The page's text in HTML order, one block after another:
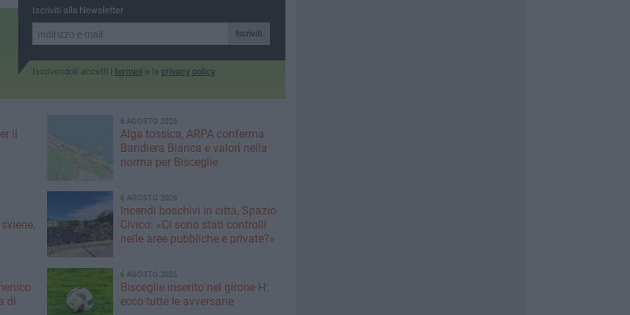
neppure un punto dalla sfida
casalinga al PalaCosmai
Iscriviti alla Newsletter
Iscriviti
Iscrivendoti accetti i termini e la privacy policy
il
6 AGOSTO 2026
Alga tossica, ARPA conferma
Bandiera Bianca e valori nella
norma per Bisceglie
6 AGOSTO 2026
Incendi boschivi in città, Spazio
Civico: «Ci sono stati controlli
nelle aree pubbliche e private?»
di
6 AGOSTO 2026
Bisceglie inserito nel girone H:
ecco tutte le avversarie